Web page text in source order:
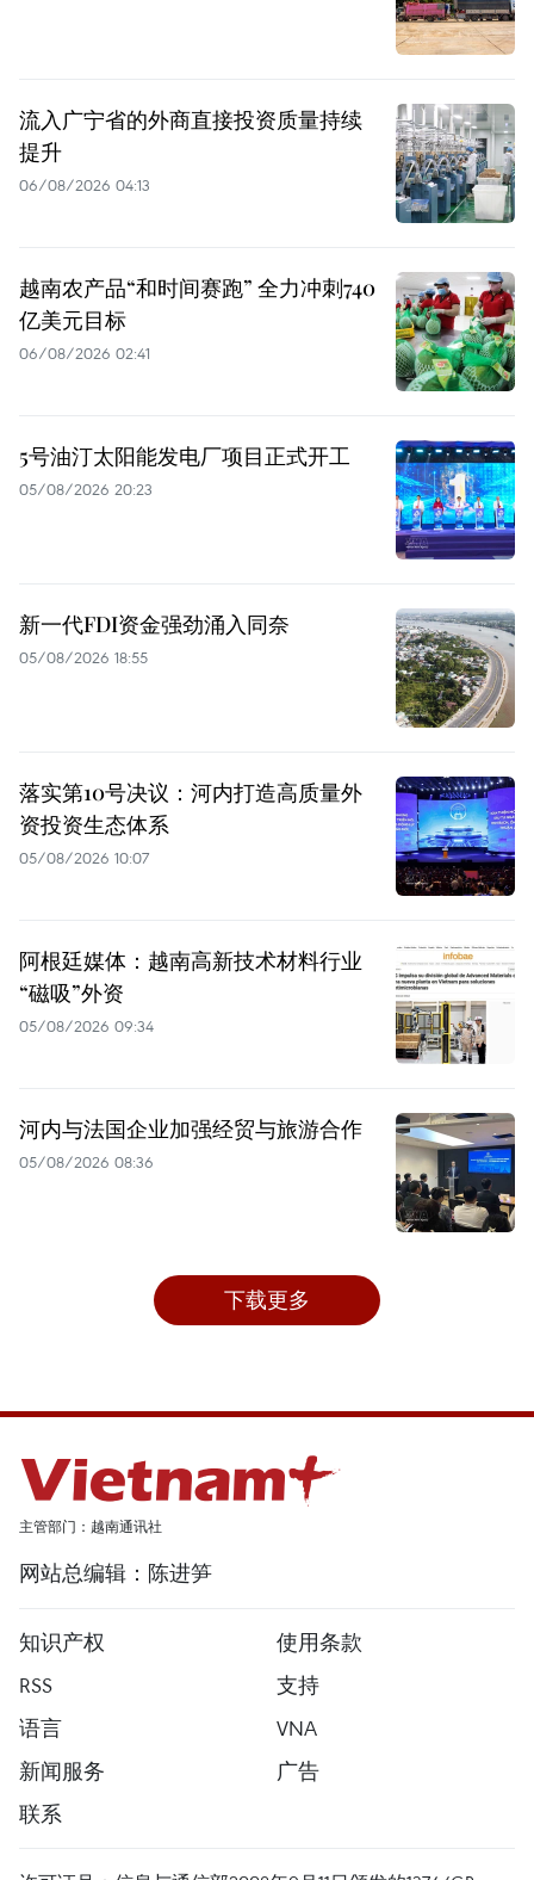
流入广宁省的外商直接投资质量持续
提升
06/08/2026 04:13
越南农产品“和时间赛跑” 全力冲刺740
亿美元目标
06/08/2026 02:41
5号油汀太阳能发电厂项目正式开工
05/08/2026 20:23
新一代FDI资金强劲涌入同奈
05/08/2026 18:55
落实第10号决议：河内打造高质量外
资投资生态体系
05/08/2026 10:07
阿根廷媒体：越南高新技术材料行业
“磁吸”外资
05/08/2026 09:34
河内与法国企业加强经贸与旅游合作
05/08/2026 08:36
下载更多
主管部门：越南通讯社
网站总编辑：陈进笋
知识产权
使用条款
RSS
支持
语言
VNA
新闻服务
广告
联系